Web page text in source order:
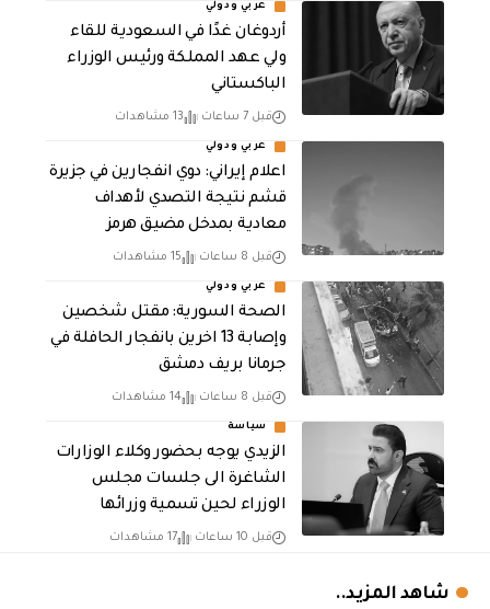
عربي ودولي
أردوغان غدًا في السعودية للقاء
ولي عهد المملكة ورئيس الوزراء
الباكستاني
قبل 7 ساعات 13 مشاهدات
عربي ودولي
اعلام إيراني: دوي انفجارين في جزيرة
قشم نتيجة التصدي لأهداف
معادية بمدخل مضيق هرمز
قبل 8 ساعات 15 مشاهدات
عربي ودولي
الصحة السورية: مقتل شخصين
وإصابة 13 اخرين بانفجار الحافلة في
جرمانا بريف دمشق
قبل 8 ساعات 14 مشاهدات
سياسة
الزيدي يوجه بحضور وكلاء الوزارات
الشاغرة الى جلسات مجلس
الوزراء لحين تسمية وزرائها
قبل 10 ساعات 17 مشاهدات
شاهد المزيد..